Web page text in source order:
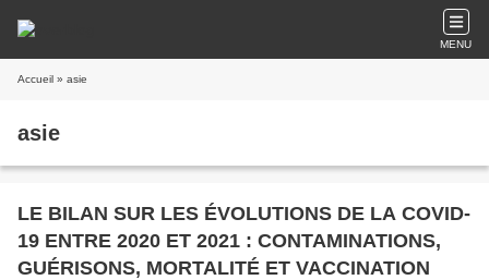
MENU
Accueil » asie
asie
LE BILAN SUR LES ÉVOLUTIONS DE LA COVID-
19 ENTRE 2020 ET 2021 : CONTAMINATIONS,
GUÉRISONS, MORTALITÉ ET VACCINATION